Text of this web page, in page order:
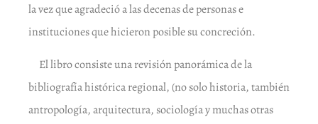
la vez que agradeció a las decenas de personas e
instituciones que hicieron posible su concreción.
El libro consiste una revisión panorámica de la
bibliografía histórica regional, (no solo historia, también
antropología, arquitectura, sociología y muchas otras